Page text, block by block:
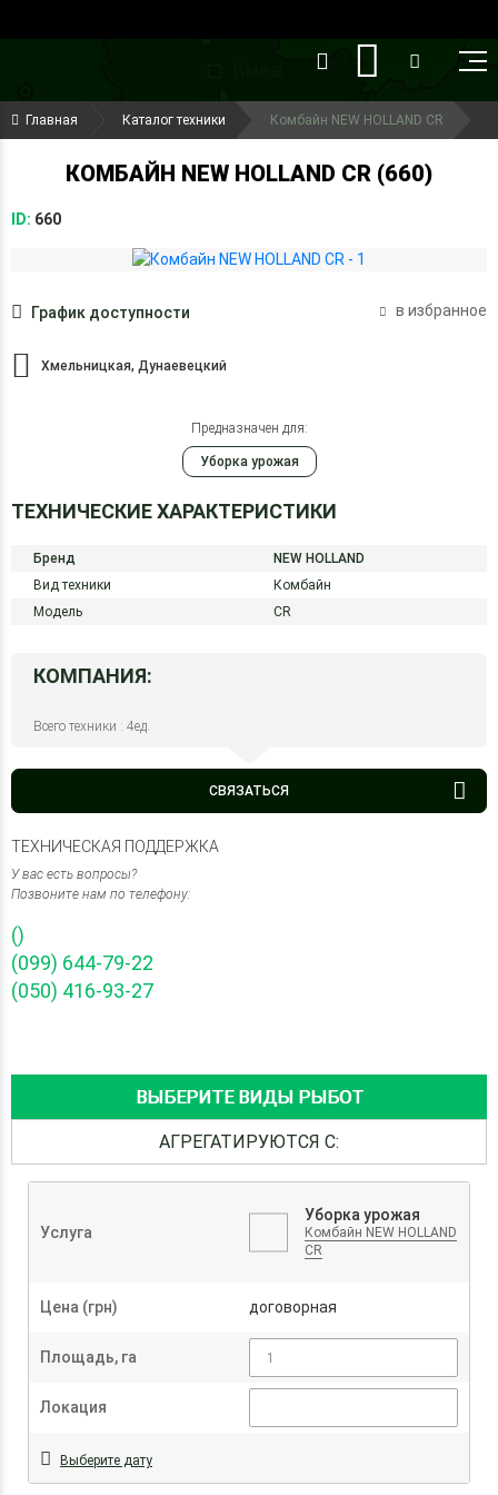
(099) 644-79-22
(050) 416-93-27
Главная Каталог техники Комбайн NEW HOLLAND CR
КОМБАЙН NEW HOLLAND CR (660)
ID: 660
График доступности в избранное
Хмельницкая, Дунаевецкий
Предназначен для:
Уборка урожая
ТЕХНИЧЕСКИЕ ХАРАКТЕРИСТИКИ
Бренд
NEW HOLLAND
Вид техники
Комбайн
Модель
CR
КОМПАНИЯ:
Всего техники : 4ед.
СВЯЗАТЬСЯ
ТЕХНИЧЕСКАЯ ПОДДЕРЖКА
У вас есть вопросы?
Позвоните нам по телефону:
()
(099) 644-79-22
(050) 416-93-27
ВЫБЕРИТЕ ВИДЫ РЫБОТ
АГРЕГАТИРУЮТСЯ С:
Услуга
Уборка урожая
Комбайн NEW HOLLAND
CR
Цена (грн) договорная
Площадь, га
Локация
Выберите дату